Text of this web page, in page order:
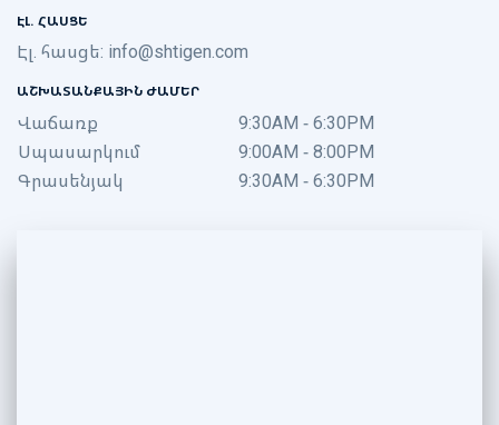
ԷԼ. ՀԱՍՑԵ
Էլ. հասցե: info@shtigen.com
ԱՇԽԱՏԱՆՔԱՅԻՆ ԺԱՄԵՐ
Վաճառք
9:30AM - 6:30PM
Սպասարկում
9:00AM - 8:00PM
Գրասենյակ
9:30AM - 6:30PM